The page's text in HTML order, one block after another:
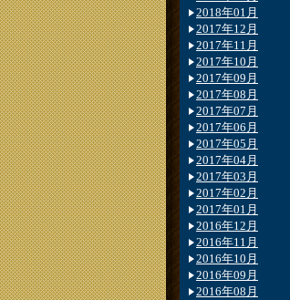
2018年01月
2017年12月
2017年11月
2017年10月
2017年09月
2017年08月
2017年07月
2017年06月
2017年05月
2017年04月
2017年03月
2017年02月
2017年01月
2016年12月
2016年11月
2016年10月
2016年09月
2016年08月